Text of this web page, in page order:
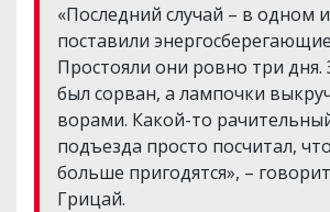
«Последний случай – в одном
поставили
Простояли они ровно три
был сорван, а лампочки
ворами. Какой-то
подъезда просто посчитал,
больше пригодятся», –
Грицай.